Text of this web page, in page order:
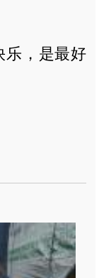
乐，是最好